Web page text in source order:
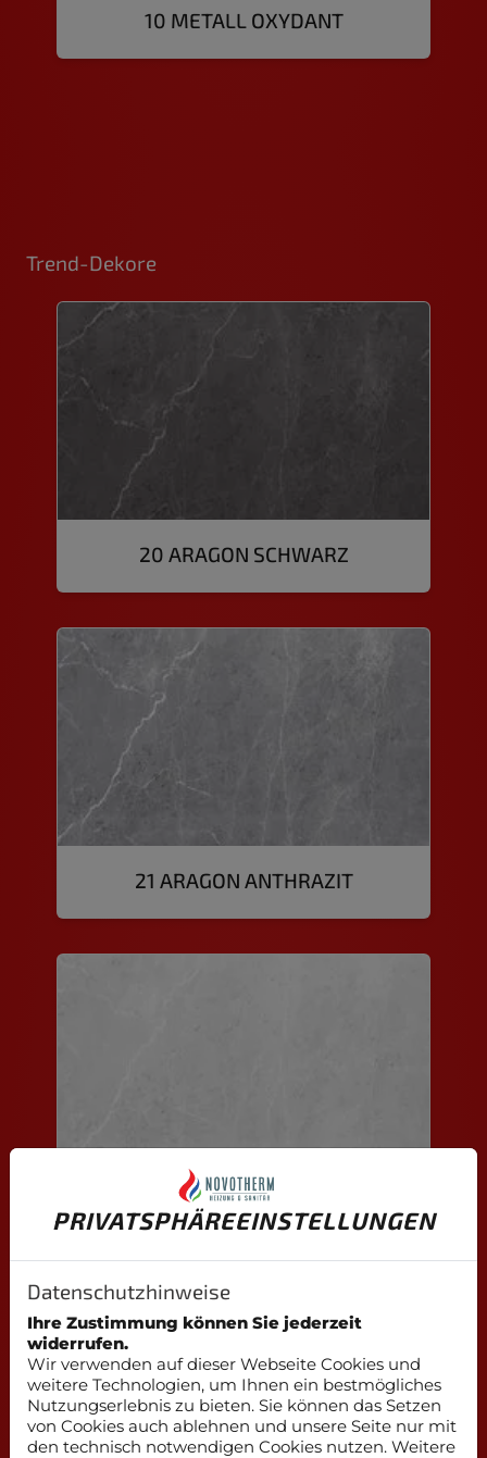
10 METALL OXYDANT
Trend-Dekore
20 ARAGON SCHWARZ
21 ARAGON ANTHRAZIT
22 ARAGON GRAU
PRIVATSPHÄRE­EINSTELLUNGEN
Datenschutzhinweise
Ihre Zustimmung können Sie jederzeit
widerrufen.
Wir verwenden auf dieser Webseite Cookies und
weitere Technologien, um Ihnen ein bestmögliches
Nutzungserlebnis zu bieten. Sie können das Setzen
von Cookies auch ablehnen und unsere Seite nur mit
den technisch notwendigen Cookies nutzen. Weitere